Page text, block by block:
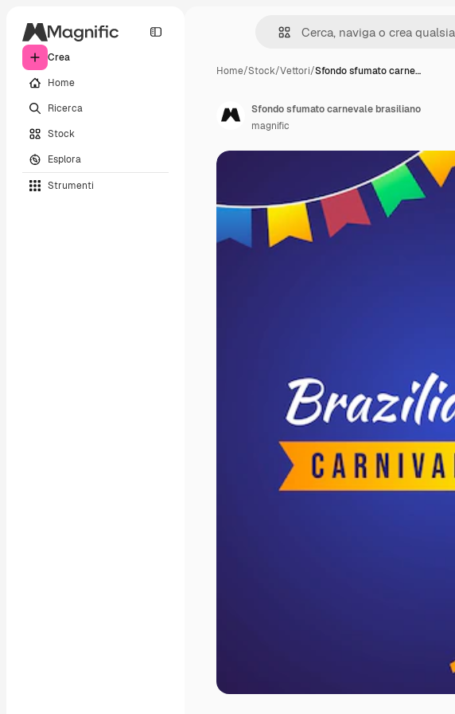
Crea
Home
Ricerca
Stock
Esplora
Strumenti
Home/Stock/Vettori/Sfondo sfumato carne…
Sfondo sfumato carnevale brasiliano
magnific